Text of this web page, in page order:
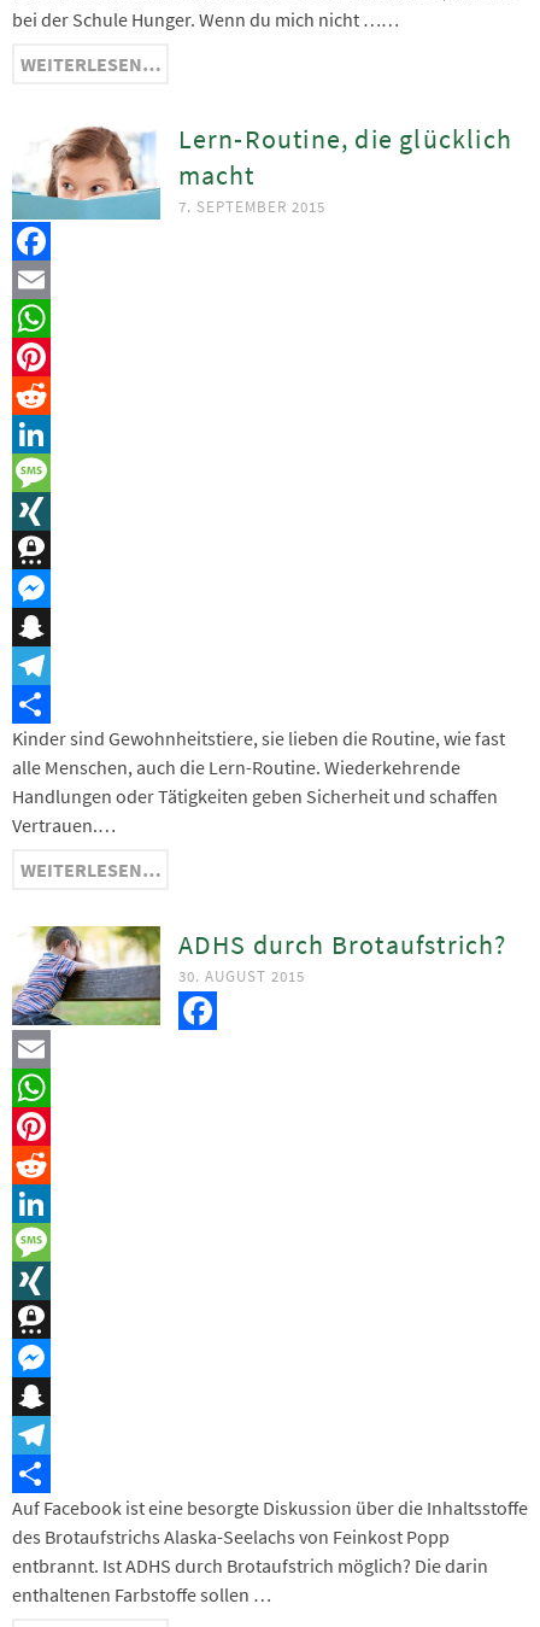
bei der Schule Hunger. Wenn du mich nicht ……
WEITERLESEN…
Lern-Routine, die glücklich
macht
7. SEPTEMBER 2015
Facebook
Email
WhatsApp
Pinterest
Reddit
LinkedIn
Message
XING
Threema
Messenger
Snapchat
Telegram
Teilen
Kinder sind Gewohnheitstiere, sie lieben die Routine, wie fast
alle Menschen, auch die Lern-Routine. Wiederkehrende
Handlungen oder Tätigkeiten geben Sicherheit und schaffen
Vertrauen.…
WEITERLESEN…
ADHS durch Brotaufstrich?
30. AUGUST 2015
Facebook
Email
WhatsApp
Pinterest
Reddit
LinkedIn
Message
XING
Threema
Messenger
Snapchat
Telegram
Teilen
Auf Facebook ist eine besorgte Diskussion über die Inhaltsstoffe
des Brotaufstrichs Alaska-Seelachs von Feinkost Popp
entbrannt. Ist ADHS durch Brotaufstrich möglich? Die darin
enthaltenen Farbstoffe sollen …